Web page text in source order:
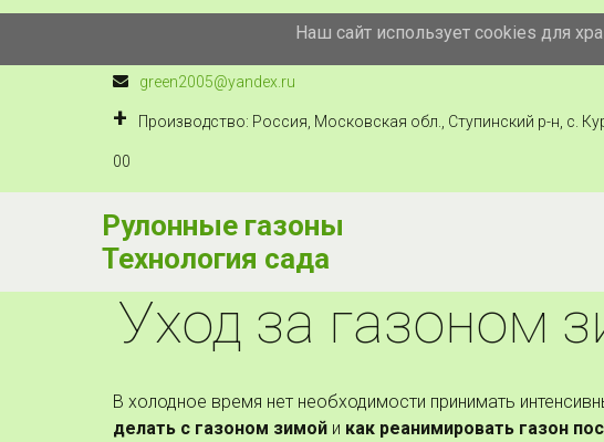
Технология сада,Россия,Москва ,
green2005@yandex.ru
Производство: Россия, Московская обл., Ступинский р-н, с.
00
Рулонные газоны
Технология сада
Уход за газоном
В холодное время нет необходимости принимать
делать с газоном зимой и как реанимировать газон
Наш сайт использует cookies для